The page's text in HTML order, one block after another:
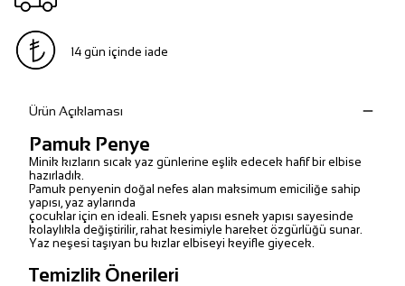
14 gün içinde iade
Ürün Açıklaması
Pamuk Penye
Minik kızların sıcak yaz günlerine eşlik edecek hafif bir elbise
hazırladık.
Pamuk penyenin doğal nefes alan maksimum emiciliğe sahip
yapısı, yaz aylarında
çocuklar için en ideali. Esnek yapısı esnek yapısı sayesinde
kolaylıkla değiştirilir, rahat kesimiyle hareket özgürlüğü sunar.
Yaz neşesi taşıyan bu kızlar elbiseyi keyifle giyecek.
Temizlik Önerileri